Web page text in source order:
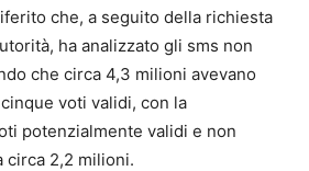
che, a seguito della richiesta
ha analizzato gli sms non
che circa 4,3 milioni avevano
voti validi, con la
potenzialmente validi e non
circa 2,2 milioni.